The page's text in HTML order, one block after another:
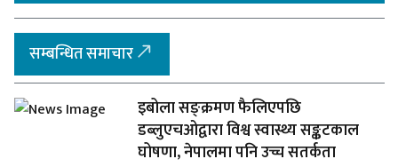
सम्बन्धित समाचार
इबोला सङ्क्रमण फैलिएपछि
डब्लुएचओद्वारा विश्व स्वास्थ्य सङ्कटकाल
घोषणा, नेपालमा पनि उच्च सतर्कता